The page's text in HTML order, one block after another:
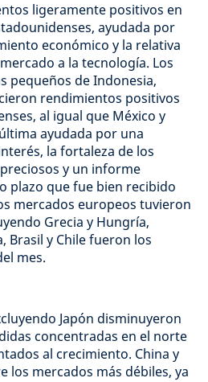
ligeramente positivos en
ayudada por
económico y la relativa
a la tecnología. Los
pequeños de Indonesia,
rendimientos positivos
al igual que México y
ayudada por una
la fortaleza de los
y un informe
plazo que fue bien recibido
mercados europeos tuvieron
Grecia y Hungría,
Brasil y Chile fueron los
mes.
Japón disminuyeron
concentradas en el norte
al crecimiento. China y
los mercados más débiles, ya